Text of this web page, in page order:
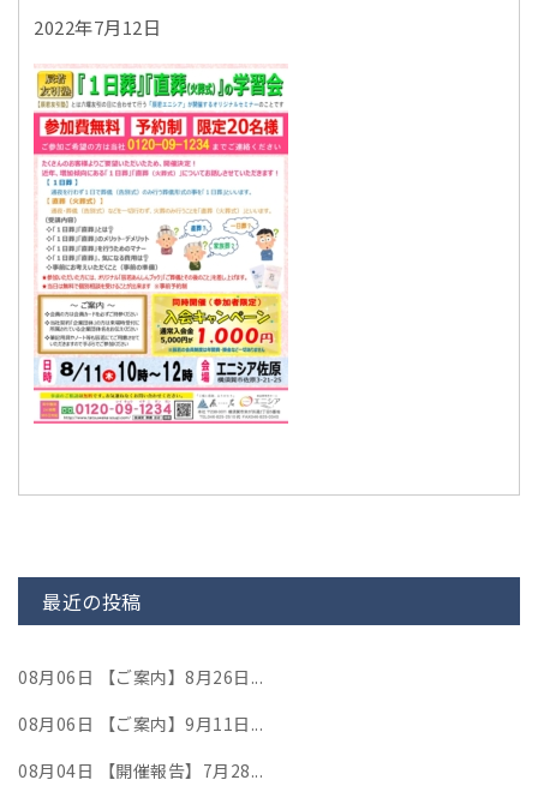
2022年7月12日
最近の投稿
08月06日 【ご案内】8月26日...
08月06日 【ご案内】9月11日...
08月04日 【開催報告】7月28...